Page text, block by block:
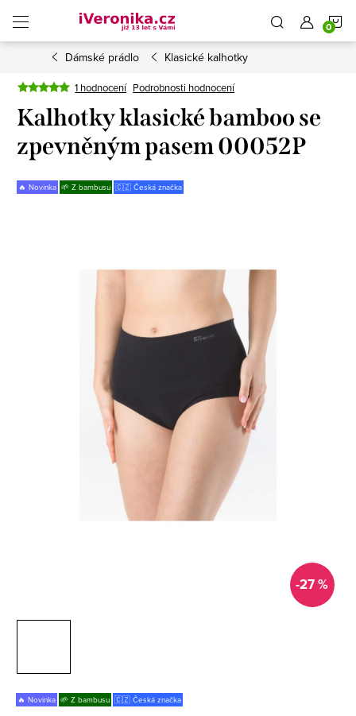
obsah
Dámské prádlo Klasické kalhotky
1 hodnocení Podrobnosti hodnocení
Kalhotky klasické bamboo se
zpevněným pasem 00052P
🔥 Novinka 🌱 Z bambusu 🇨🇿 Česká značka
-27 %
🔥 Novinka 🌱 Z bambusu 🇨🇿 Česká značka